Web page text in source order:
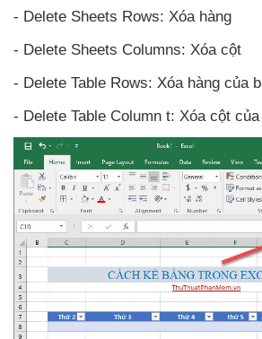
- Delete Sheets Rows: Xóa hàng
- Delete Sheets Columns: Xóa cột
- Delete Table Rows: Xóa hàng của
- Delete Table Column t: Xóa cột